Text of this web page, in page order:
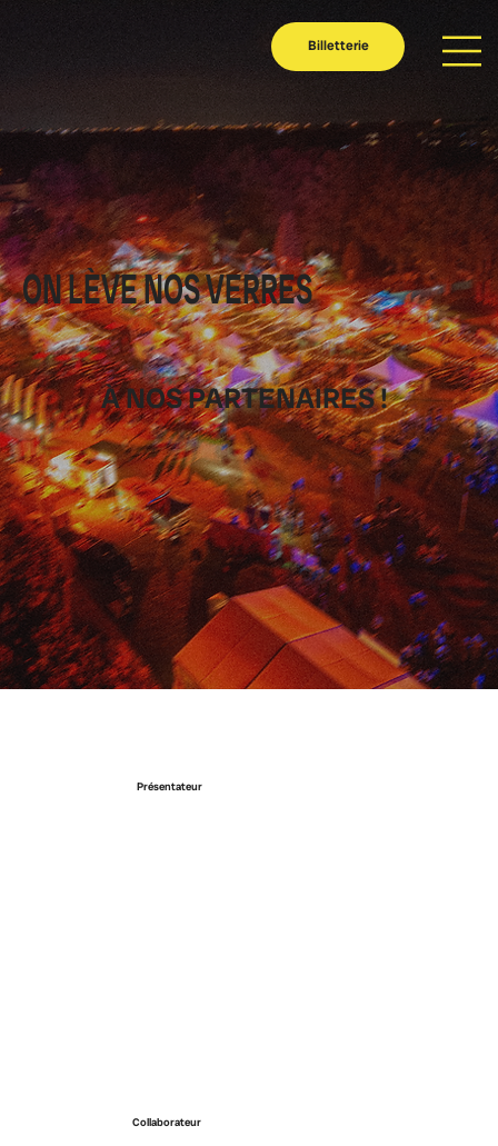
Billetterie
ON LÈVE NOS VERRES
À NOS PARTENAIRES !
Collaborateur
Présentateur